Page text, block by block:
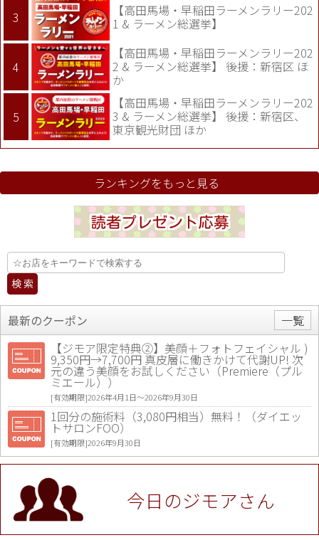
【高田馬場・早稲田ラーメンラリー202
1 & ラーメン総選挙】
【高田馬場・早稲田ラーメンラリー202
2 & ラーメン総選挙】 後援：新宿区 ほ
か
【高田馬場・早稲田ラーメンラリー202
3 & ラーメン総選挙】 後援：新宿区、
東京観光財団 ほか
ランキングをもっと見る
最新のクーポン
一覧
【ジモア限定特典②】美顔＋フォトフェイシャル )
9,350円→7,700円 真皮層に働きかけて代謝UP! 次
元の違う美顔をお試しください（Premiere（プル
ミエール））
[有効期限]2026年4月1日〜2026年9月30日
1回分の施術料（3,080円相当）無料！（ダイエッ
トサロンFOO）
[有効期限]2026年9月30日
値段提示後「ジモア見た」で更に買い取り金額 U
P！※チケットと新品商品は除く（大黒屋 高田馬場
駅前店）
[有効期限]2026年9月30日
★ジモア限定特典★ お会計より全品5％OFF（ナチ
ュラル＆ハンドメイドショップ［マキマキ］）
今日のジモアさん